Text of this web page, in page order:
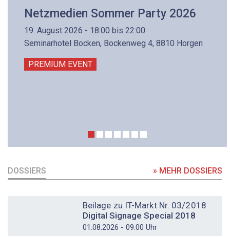
Netzmedien Sommer Party 2026
19. August 2026 - 18:00 bis 22:00
Seminarhotel Bocken, Bockenweg 4, 8810 Horgen
PREMIUM EVENT
DOSSIERS » MEHR DOSSIERS
Beilage zu IT-Markt Nr. 03/2018
Digital Signage Special 2018
01.08.2026 - 09:00 Uhr